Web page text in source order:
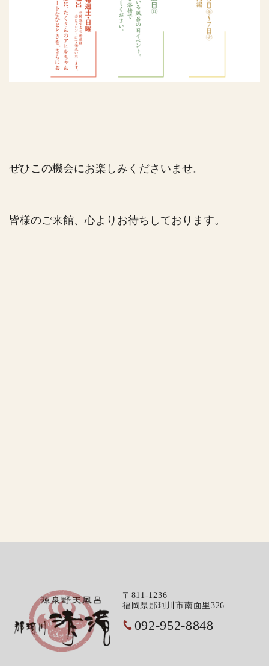
ぜひこの機会にお楽しみくださいませ。
皆様のご来館、心よりお待ちしております。
〒811-1236
福岡県那珂川市南面里326
092-952-8848